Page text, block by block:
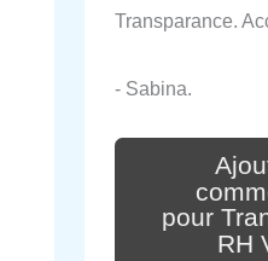
Transparance.
- Sabina.
pour
RH